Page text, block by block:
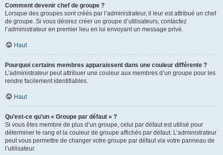
Comment devenir chef de groupe ?
Lorsque des groupes sont créés par l’administrateur, il leur est attribué un chef
de groupe. Si vous désirez créer un groupe d’utilisateurs, contactez
l’administrateur en premier lieu en lui envoyant un message privé.
Haut
Pourquoi certains membres apparaissent dans une couleur différente ?
L’administrateur peut attribuer une couleur aux membres d’un groupe pour les
rendre facilement identifiables.
Haut
Qu’est-ce qu’un « Groupe par défaut » ?
Si vous êtes membre de plus d’un groupe, celui par défaut est utilisé pour
déterminer le rang et la couleur de groupe affichés par défaut. L’administrateur
peut vous permettre de changer votre groupe par défaut via votre panneau de
l’utilisateur.